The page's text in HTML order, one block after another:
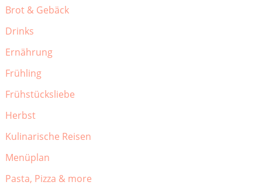
Brot & Gebäck
Drinks
Ernährung
Frühling
Frühstücksliebe
Herbst
Kulinarische Reisen
Menüplan
Pasta, Pizza & more